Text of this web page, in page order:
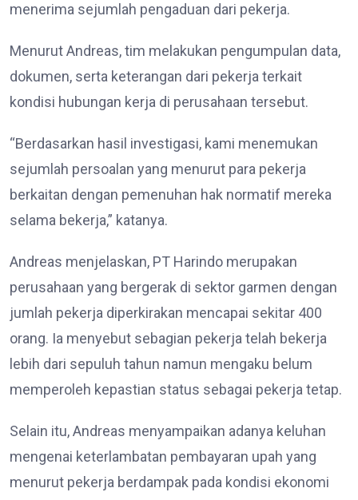
menerima sejumlah pengaduan dari pekerja.
Menurut Andreas, tim melakukan pengumpulan data,
dokumen, serta keterangan dari pekerja terkait
kondisi hubungan kerja di perusahaan tersebut.
“Berdasarkan hasil investigasi, kami menemukan
sejumlah persoalan yang menurut para pekerja
berkaitan dengan pemenuhan hak normatif mereka
selama bekerja,” katanya.
Andreas menjelaskan, PT Harindo merupakan
perusahaan yang bergerak di sektor garmen dengan
jumlah pekerja diperkirakan mencapai sekitar 400
orang. Ia menyebut sebagian pekerja telah bekerja
lebih dari sepuluh tahun namun mengaku belum
memperoleh kepastian status sebagai pekerja tetap.
Selain itu, Andreas menyampaikan adanya keluhan
mengenai keterlambatan pembayaran upah yang
menurut pekerja berdampak pada kondisi ekonomi